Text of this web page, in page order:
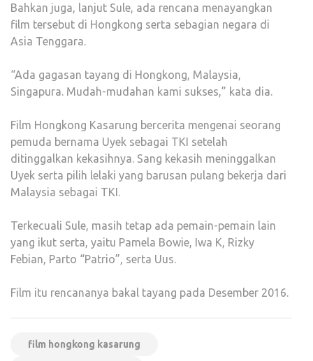
Bahkan juga, lanjut Sule, ada rencana menayangkan
film tersebut di Hongkong serta sebagian negara di
Asia Tenggara.
“Ada gagasan tayang di Hongkong, Malaysia,
Singapura. Mudah-mudahan kami sukses,” kata dia.
Film Hongkong Kasarung bercerita mengenai seorang
pemuda bernama Uyek sebagai TKI setelah
ditinggalkan kekasihnya. Sang kekasih meninggalkan
Uyek serta pilih lelaki yang barusan pulang bekerja dari
Malaysia sebagai TKI.
Terkecuali Sule, masih tetap ada pemain-pemain lain
yang ikut serta, yaitu Pamela Bowie, Iwa K, Rizky
Febian, Parto “Patrio”, serta Uus.
Film itu rencananya bakal tayang pada Desember 2016.
film hongkong kasarung